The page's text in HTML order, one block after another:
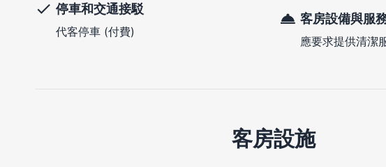
停車和交通接駁
代客停車 (付費)
客房設備與服
應要求提供清潔
客房設施